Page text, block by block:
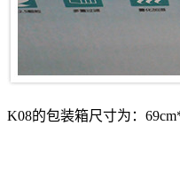
K08的包装箱尺寸为：